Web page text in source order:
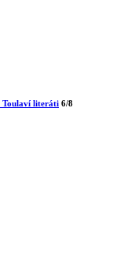
Toulaví literáti 6/8